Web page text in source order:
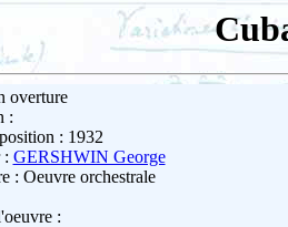
overture
:
: 1932
: GERSHWIN George
: Oeuvre orchestrale
: